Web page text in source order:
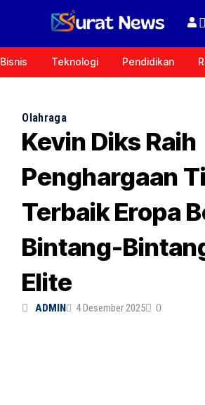
Bisnis Teknologi Pendidikan
Olahraga
Kevin Diks Raih
Penghargaan
Terbaik Eropa
Bintang-
Elite
ADMIN 4 Desember 2025 0